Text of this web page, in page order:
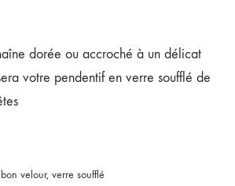
dorée ou accroché à un délicat
votre pendentif en verre soufflé de
velour, verre soufflé